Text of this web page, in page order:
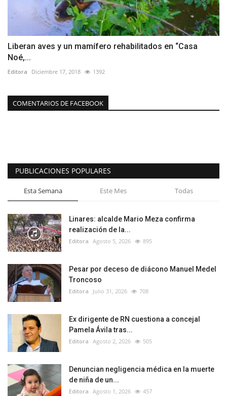
Liberan aves y un mamífero rehabilitados en “Casa
Noé,...
Editora Diciembre 17, 2018 1392
COMENTARIOS DE FACEBOOK
PUBLICACIONES POPULARES
Esta Semana Este Mes Todas
Linares: alcalde Mario Meza confirma
realización de la...
Editora Agosto 5, 2026 895
Pesar por deceso de diácono Manuel Medel
Troncoso
Editora Julio 31, 2026 708
Ex dirigente de RN cuestiona a concejal
Pamela Ávila tras...
Editora Agosto 2, 2026 505
Denuncian negligencia médica en la muerte
de niña de un...
Editora Agosto 1, 2026 457